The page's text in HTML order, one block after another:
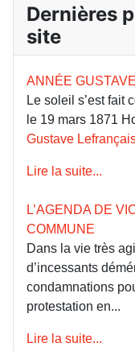
Dernières
site
ANNÉE
Le soleil s’est fait
le 19 mars 1871
Gustave
Lire la suite...
L’AGENDA DE
COMMUNE
Dans la vie très
d’incessants
condamnations
protestation en...
Lire la suite...